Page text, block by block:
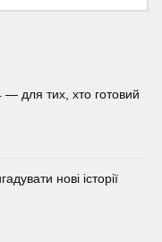
— для тих, хто готовий
нові історії